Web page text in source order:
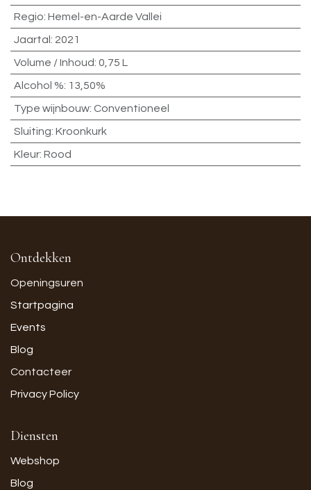
Regio: Hemel-en-Aarde Vallei
Jaartal : 2021
Volume / Inhoud: 0,75 L
Alcohol %: 13,50%
Type wijnbouw: Conventioneel
Sluiting: Kroonkurk
Kleur: Rood
Ontdekken
Openingsuren
Startpagina
Events
Blog
Contacteer
Privacy Policy
Diensten
Webshop
Blog